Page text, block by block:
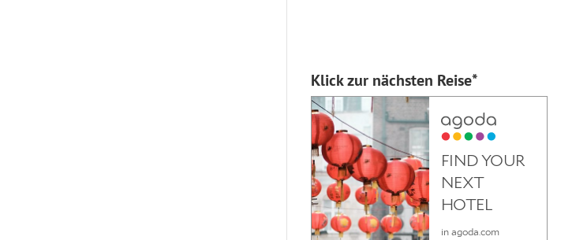
Klick zur nächsten Reise*